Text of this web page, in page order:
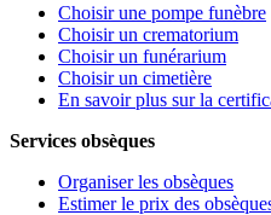
Choisir une pompe funèbre
Choisir un crematorium
Choisir un funérarium
Choisir un cimetière
En savoir plus sur la
Services obsèques
Organiser les obsèques
Estimer le prix des